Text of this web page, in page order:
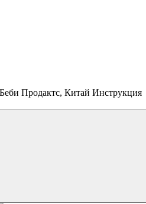
Продактс, Китай Инструкция